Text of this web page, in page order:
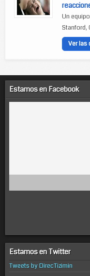
Un
Stanford,
Ver las
Estamos en Facebook
Estamos en Twitter
Tweets by DirecTizimin